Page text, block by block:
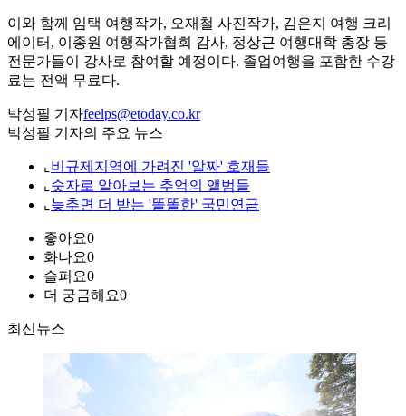
이와 함께 임택 여행작가, 오재철 사진작가, 김은지 여행 크리
에이터, 이종원 여행작가협회 감사, 정상근 여행대학 총장 등
전문가들이 강사로 참여할 예정이다. 졸업여행을 포함한 수강
료는 전액 무료다.
박성필 기자feelps@etoday.co.kr
박성필 기자의 주요 뉴스
⌞ 비규제지역에 가려진 '알짜' 호재들
⌞ 숫자로 알아보는 추억의 앨범들
⌞ 늦추면 더 받는 '똘똘한' 국민연금
좋아요0
화나요0
슬퍼요0
더 궁금해요0
최신뉴스